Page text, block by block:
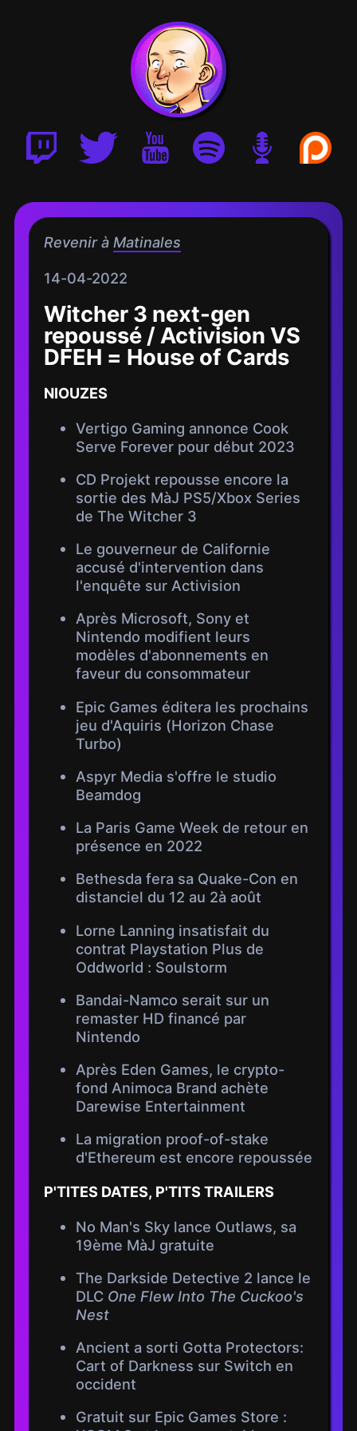
Revenir à Matinales
14-04-2022
Witcher 3 next-gen
repoussé / Activision VS
DFEH = House of Cards
NIOUZES
Vertigo Gaming annonce Cook
Serve Forever pour début 2023
CD Projekt repousse encore la
sortie des MàJ PS5/Xbox Series
de The Witcher 3
Le gouverneur de Californie
accusé d'intervention dans
l'enquête sur Activision
Après Microsoft, Sony et
Nintendo modifient leurs
modèles d'abonnements en
faveur du consommateur
Epic Games éditera les prochains
jeu d'Aquiris (Horizon Chase
Turbo)
Aspyr Media s'offre le studio
Beamdog
La Paris Game Week de retour en
présence en 2022
Bethesda fera sa Quake-Con en
distanciel du 12 au 2à août
Lorne Lanning insatisfait du
contrat Playstation Plus de
Oddworld : Soulstorm
Bandai-Namco serait sur un
remaster HD financé par
Nintendo
Après Eden Games, le crypto-
fond Animoca Brand achète
Darewise Entertainment
La migration proof-of-stake
d'Ethereum est encore repoussée
P'TITES DATES, P'TITS TRAILERS
No Man's Sky lance Outlaws, sa
19ème MàJ gratuite
The Darkside Detective 2 lance le
DLC One Flew Into The Cuckoo's
Nest
Ancient a sorti Gotta Protectors:
Cart of Darkness sur Switch en
occident
Gratuit sur Epic Games Store :